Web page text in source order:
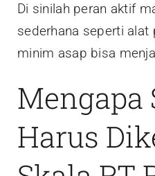
Di sinilah peran aktif
sederhana seperti
minim asap bisa
Mengapa
Harus